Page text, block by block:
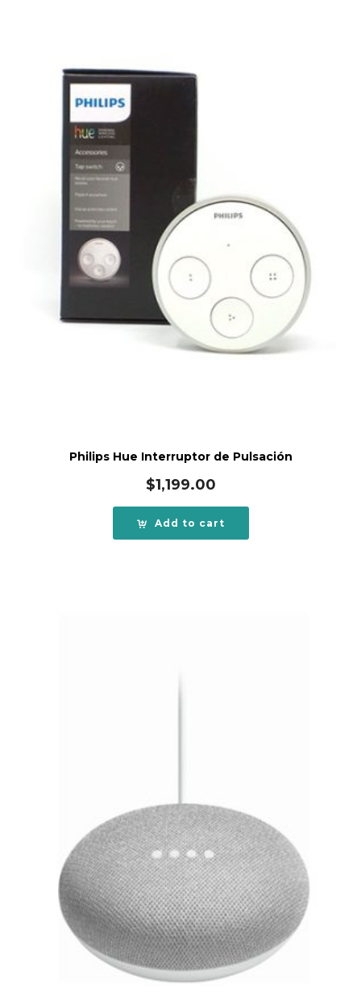
Philips Hue Interruptor de Pulsación
$1,199.00
Add to cart